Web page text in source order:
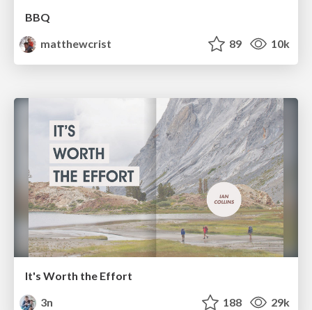
BBQ
matthewcrist
89 10k
It's Worth the Effort
3n
188 29k